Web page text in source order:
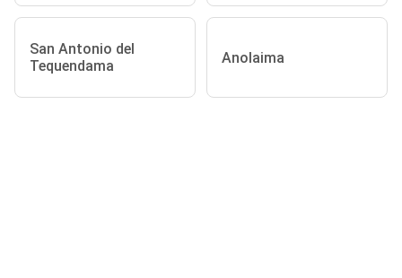
San Antonio del
Tequendama
Anolaima